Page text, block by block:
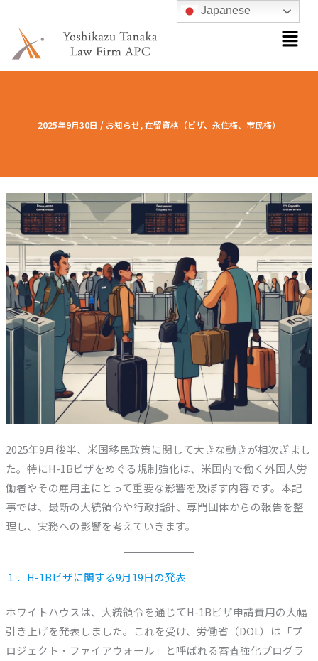
メ
ニ
ー
2025年9月30日 / お知らせ,在留資格（ビザ、永住権、市民権）
2025年9月後半、米国移民政策に関して大きな動きが相次ぎまし
た。特にH-1Bビザをめぐる規制強化は、米国内で働く外国人労
働者やその雇用主にとって重要な影響を及ぼす内容です。本記
事では、最新の大統領令や行政指針、専門団体からの報告を整
理し、実務への影響を考えていきます。
１．H-1Bビザに関する9月19日の発表
ホワイトハウスは、大統領令を通じてH-1Bビザ申請費用の大幅
引き上げを発表しました。これを受け、労働省（DOL）は「プ
ロジェクト・ファイアウォール」と呼ばれる審査強化プログラ
Japanese